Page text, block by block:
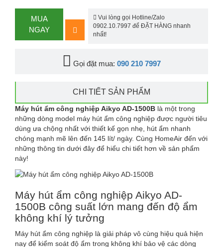
MUA
NGAY
Vui lòng gọi Hotline/Zalo
0902.10.7997 để ĐẶT HÀNG nhanh
nhất!
Gọi đặt mua: 090 210 7997
CHI TIẾT SẢN PHẨM
Máy hút ẩm công nghiệp Aikyo AD-1500B là một trong
những dòng model máy hút ẩm công nghiệp được người tiêu
dùng ưa chộng nhất với thiết kế gọn nhẹ, hút ẩm nhanh
chóng mạnh mẽ lên đến 145 lít/ ngày. Cùng HomeAir đến với
những thông tin dưới đây để hiểu chi tiết hơn về sản phẩm
này!
Máy hút ẩm công nghiệp Aikyo AD-
1500B công suất lớn mang đến độ ẩm
không khí lý tưởng
Máy hút ẩm công nghiệp là giải pháp vô cùng hiệu quả hiện
nay để kiểm soát độ ẩm trong không khí bảo vệ các dòng